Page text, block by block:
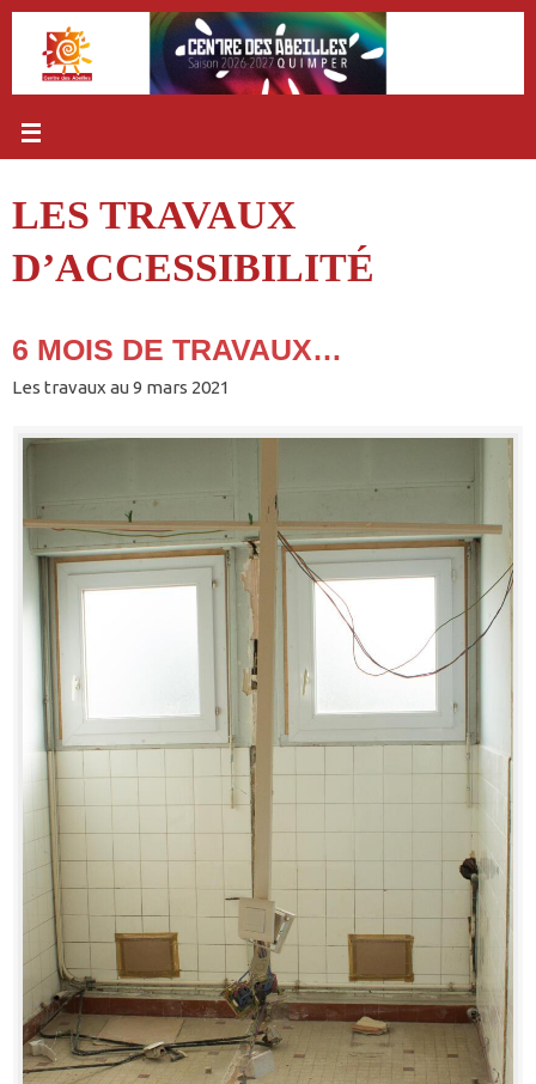
Passer
contenu
LES TRAVAUX
D’ACCESSIBILITÉ
6 MOIS DE TRAVAUX…
Les travaux au 9 mars 2021